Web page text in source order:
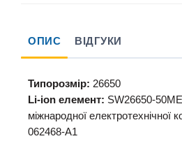
ОПИС ВІДГУКИ
Типорозмір: 26650
Li-ion елемент: SW26650-
міжнародної електротехнічної
062468-A1